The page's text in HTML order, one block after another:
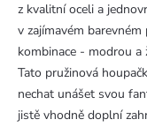
z kvalitní oceli a
v zajímavém
kombinace - modrou a
Tato pružinová
nechat unášet svou
jistě vhodně doplní